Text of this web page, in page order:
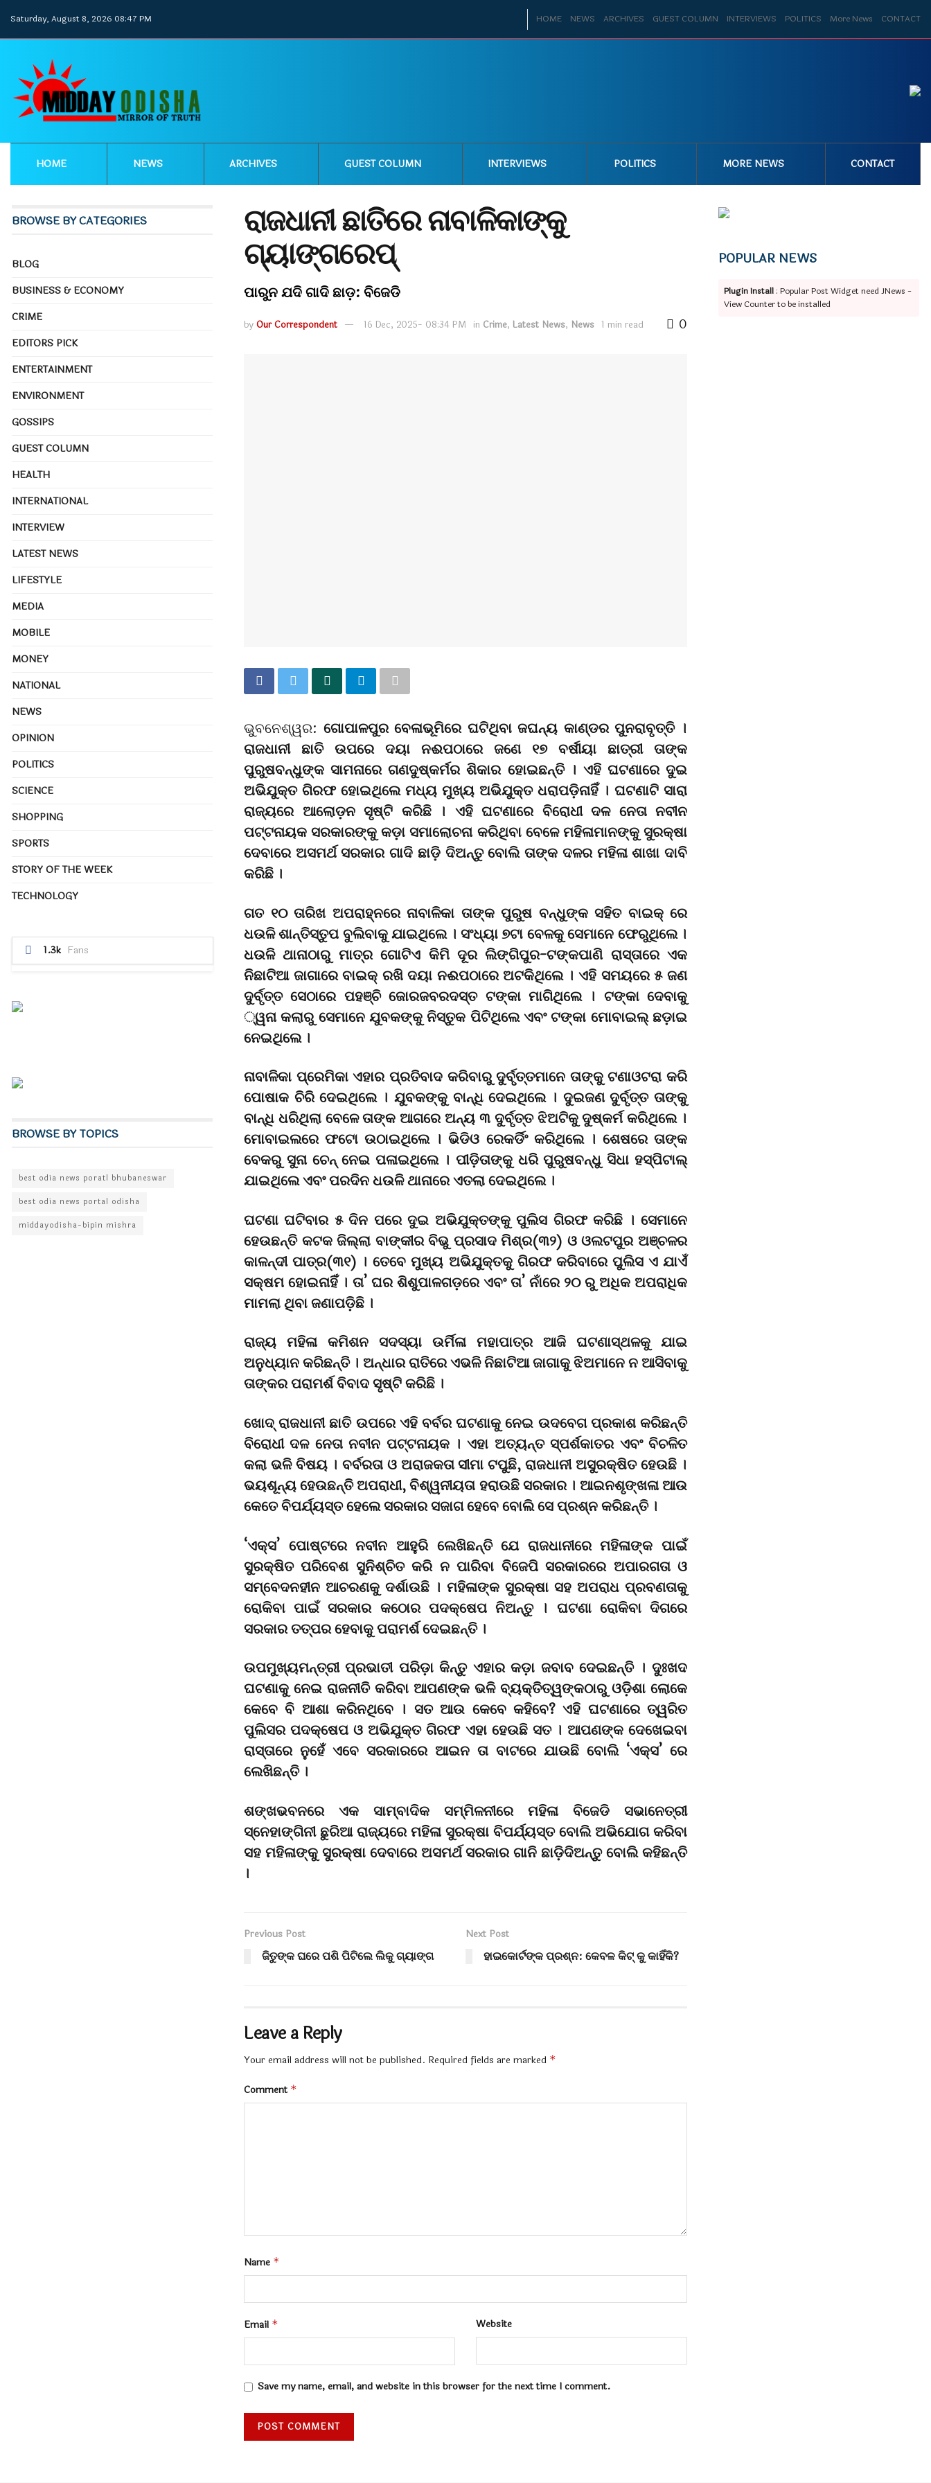
Saturday, August 8, 2026 08:47 PM HOME NEWS ARCHIVES GUEST COLUMN INTERVIEWS POLITICS More News CONTACT
HOME NEWS ARCHIVES GUEST COLUMN INTERVIEWS POLITICS MORE NEWS CONTACT
ରାଜଧାନୀ ଛାତିରେ ନାବାଳିକାଙ୍କୁ
ଗ୍ୟାଙ୍ଗରେପ୍
ପାରୁନ ଯଦି ଗାଦି ଛାଡ଼: ବିଜେଡି
by Our Correspondent 16 Dec, 2025- 08:34 PM in Crime, Latest News, News 1 min read 0
ଭୁୁବନେଶ୍ୱର: ଗୋପାଳପୁର ବେଳାଭୂମିରେ ଘଟିଥିବା ଜଘନ୍ୟ କାଣ୍ଡର ପୁନରାବୃତ୍ତି ।
ରାଜଧାନୀ ଛାତି ଉପରେ ଦୟା ନଈପଠାରେ ଜଣେ ୧୭ ବର୍ଷୀୟା ଛାତ୍ରୀ ତାଙ୍କ
ପୁରୁଷବନ୍ଧୁଙ୍କ ସାମନାରେ ଗଣଦୁଷ୍କର୍ମର ଶିକାର ହୋଇଛନ୍ତି । ଏହି ଘଟଣାରେ ଦୁଇ
ଅଭିଯୁକ୍ତ ଗିରଫ ହୋଇଥିଲେ ମଧ୍ୟ ମୁଖ୍ୟ ଅଭିଯୁକ୍ତ ଧରାପଡ଼ିନାହିଁ । ଘଟଣାଟି ସାରା
ରାଜ୍ୟରେ ଆଲୋଡ଼ନ ସୃଷ୍ଟି କରିଛି । ଏହି ଘଟଣାରେ ବିରୋଧୀ ଦଳ ନେତା ନବୀନ
ପଟ୍ଟନାୟକ ସରକାରଙ୍କୁ କଡ଼ା ସମାଲୋଚନା କରିଥିବା ବେଳେ ମହିଳାମାନଙ୍କୁ ସୁରକ୍ଷା
ଦେବାରେ ଅସମର୍ଥ ସରକାର ଗାଦି ଛାଡ଼ି ଦିଅନ୍ତୁ ବୋଲି ତାଙ୍କ ଦଳର ମହିଳା ଶାଖା ଦାବି
କରିଛି ।
ଗତ ୧୦ ତାରିଖ ଅପରାହ୍ନରେ ନାବାଳିକା ତାଙ୍କ ପୁରୁଷ ବନ୍ଧୁଙ୍କ ସହିତ ବାଇକ୍ ରେ
ଧଉଳି ଶାନ୍ତିସ୍ତୁପ ବୁଲିବାକୁ ଯାଇଥିଲେ । ସଂଧ୍ୟା ୭ଟା ବେଳକୁ ସେମାନେ ଫେରୁଥିଲେ ।
ଧଉଳି ଥାନାଠାରୁ ମାତ୍ର ଗୋଟିଏ କିମି ଦୂର ଲିଙ୍ଗିପୁର-ଟଙ୍କପାଣି ରାସ୍ତାରେ ଏକ
ନିଛାଟିଆ ଜାଗାରେ ବାଇକ୍ ରଖି ଦୟା ନଈପଠାରେ ଅଟକିଥିଲେ । ଏହି ସମୟରେ ୫ ଜଣ
ଦୁର୍ବୃତ୍ତ ସେଠାରେ ପହଞ୍ଚି ଜୋରଜବରଦସ୍ତ ଟଙ୍କା ମାଗିଥିଲେ । ଟଙ୍କା ଦେବାକୁ
୍ୱନା କଲାରୁ ସେମାନେ ଯୁବକଙ୍କୁ ନିସ୍ତୁକ ପିଟିଥିଲେ ଏବଂ ଟଙ୍କା ମୋବାଇଲ୍ ଛଡ଼ାଇ
ନେଇଥିଲେ ।
ନାବାଳିକା ପ୍ରେମିକା ଏହାର ପ୍ରତିବାଦ କରିବାରୁ ଦୁର୍ବୃତ୍ତମାନେ ତାଙ୍କୁ ଟଣାଓଟରା କରି
ପୋଷାକ ଚିରି ଦେଇଥିଲେ । ଯୁବକଙ୍କୁ ବାନ୍ଧି ଦେଇଥିଲେ । ଦୁଇଜଣ ଦୁର୍ବୃତ୍ତ ତାଙ୍କୁ
ବାନ୍ଧି ଧରିଥିଲା ବେଳେ ତାଙ୍କ ଆଗରେ ଅନ୍ୟ ୩ ଦୁର୍ବୃତ୍ତ ଝିଅଟିକୁ ଦୁଷ୍କର୍ମ କରିଥିଲେ ।
ମୋବାଇଲରେ ଫଟୋ ଉଠାଇଥିଲେ । ଭିଡିଓ ରେକର୍ଡିଂ କରିଥିଲେ । ଶେଷରେ ତାଙ୍କ
ବେକରୁ ସୁନା ଚେନ୍ ନେଇ ପଳାଇଥିଲେ । ପୀଡ଼ିତାଙ୍କୁ ଧରି ପୁରୁଷବନ୍ଧୁ ସିଧା ହସ୍ପିଟାଲ୍
ଯାଇଥିଲେ ଏବଂ ପରଦିନ ଧଉଳି ଥାନାରେ ଏତଲା ଦେଇଥିଲେ ।
ଘଟଣା ଘଟିବାର ୫ ଦିନ ପରେ ଦୁଇ ଅଭିଯୁକ୍ତଙ୍କୁ ପୁଲିସ ଗିରଫ କରିଛି । ସେମାନେ
ହେଉଛନ୍ତି କଟକ ଜିଲ୍ଲା ବାଙ୍କୀର ବିଭୁ ପ୍ରସାଦ ମିଶ୍ର(୩୨) ଓ ଓଲଟପୁର ଅଞ୍ଚଳର
କାଳନ୍ଦୀ ପାତ୍ର(୩୧) । ତେବେ ମୁଖ୍ୟ ଅଭିଯୁକ୍ତକୁ ଗିରଫ କରିବାରେ ପୁଲିସ ଏ ଯାଏଁ
ସକ୍ଷମ ହୋଇନାହିଁ । ତା’ ଘର ଶିଶୁପାଳଗଡ଼ରେ ଏବଂ ତା’ ନାଁରେ ୨୦ ରୁ ଅଧିକ ଅପରାଧିକ
ମାମଲା ଥିବା ଜଣାପଡ଼ିଛି ।
ରାଜ୍ୟ ମହିଳା କମିଶନ ସଦସ୍ୟା ଉର୍ମିଳା ମହାପାତ୍ର ଆଜି ଘଟଣାସ୍ଥଳକୁ ଯାଇ
ଅନୁଧ୍ୟାନ କରିଛନ୍ତି । ଅନ୍ଧାର ରାତିରେ ଏଭଳି ନିଛାଟିଆ ଜାଗାକୁ ଝିଅମାନେ ନ ଆସିବାକୁ
ତାଙ୍କର ପରାମର୍ଶ ବିବାଦ ସୃଷ୍ଟି କରିଛି ।
ଖୋଦ୍ ରାଜଧାନୀ ଛାତି ଉପରେ ଏହି ବର୍ବର ଘଟଣାକୁ ନେଇ ଉଦବେଗ ପ୍ରକାଶ କରିଛନ୍ତି
ବିରୋଧୀ ଦଳ ନେତା ନବୀନ ପଟ୍ଟନାୟକ । ଏହା ଅତ୍ୟନ୍ତ ସ୍ପର୍ଶକାତର ଏବଂ ବିଚଳିତ
କଲା ଭଳି ବିଷୟ । ବର୍ବରତା ଓ ଅରାଜକତା ସୀମା ଟପୁଛି, ରାଜଧାନୀ ଅସୁରକ୍ଷିତ ହେଉଛି ।
ଭୟଶୂନ୍ୟ ହେଉଛନ୍ତି ଅପରାଧୀ, ବିଶ୍ୱନୀୟତା ହରାଉଛି ସରକାର । ଆଇନଶୃଙ୍ଖଳା ଆଉ
କେତେ ବିପର୍ଯ୍ୟସ୍ତ ହେଲେ ସରକାର ସଜାଗ ହେବେ ବୋଲି ସେ ପ୍ରଶ୍ନ କରିଛନ୍ତି ।
‘ଏକ୍ସ’ ପୋଷ୍ଟରେ ନବୀନ ଆହୁରି ଲେଖିଛନ୍ତି ଯେ ରାଜଧାନୀରେ ମହିଳାଙ୍କ ପାଇଁ
ସୁରକ୍ଷିତ ପରିବେଶ ସୁନିଶ୍ଚିତ କରି ନ ପାରିବା ବିଜେପି ସରକାରରେ ଅପାରଗତା ଓ
ସମ୍ବେଦନହୀନ ଆଚରଣକୁ ଦର୍ଶାଉଛି । ମହିଳାଙ୍କ ସୁରକ୍ଷା ସହ ଅପରାଧ ପ୍ରବଣତାକୁ
ରୋକିବା ପାଇଁ ସରକାର କଠୋର ପଦକ୍ଷେପ ନିଅନ୍ତୁ । ଘଟଣା ରୋକିବା ଦିଗରେ
ସରକାର ତତ୍ପର ହେବାକୁ ପରାମର୍ଶ ଦେଇଛନ୍ତି ।
ଉପମୁଖ୍ୟମନ୍ତ୍ରୀ ପ୍ରଭାତୀ ପରିଡ଼ା କିନ୍ତୁ ଏହାର କଡ଼ା ଜବାବ ଦେଇଛନ୍ତି । ଦୁଃଖଦ
ଘଟଣାକୁ ନେଇ ରାଜନୀତି କରିବା ଆପଣଙ୍କ ଭଳି ବ୍ୟକ୍ତିତ୍ୱଙ୍କଠାରୁ ଓଡ଼ିଶା ଲୋକେ
କେବେ ବି ଆଶା କରିନଥିବେ । ସତ ଆଉ କେବେ କହିବେ? ଏହି ଘଟଣାରେ ତ୍ୱରିତ
ପୁଲିସର ପଦକ୍ଷେପ ଓ ଅଭିଯୁକ୍ତ ଗିରଫ ଏହା ହେଉଛି ସତ । ଆପଣଙ୍କ ଦେଖେଇବା
ରାସ୍ତାରେ ନୁହେଁ ଏବେ ସରକାରରେ ଆଇନ ତା ବାଟରେ ଯାଉଛି ବୋଲି ‘ଏକ୍ସ’ ରେ
ଲେଖିଛନ୍ତି ।
ଶଙ୍ଖଭବନରେ ଏକ ସାମ୍ବାଦିକ ସମ୍ମିଳନୀରେ ମହିଳା ବିଜେଡି ସଭାନେତ୍ରୀ
ସ୍ନେହାଙ୍ଗିନୀ ଛୁରିଆ ରାଜ୍ୟରେ ମହିଳା ସୁରକ୍ଷା ବିପର୍ଯ୍ୟସ୍ତ ବୋଲି ଅଭିଯୋଗ କରିବା
ସହ ମହିଳାଙ୍କୁ ସୁରକ୍ଷା ଦେବାରେ ଅସମର୍ଥ ସରକାର ଗାନି ଛାଡ଼ିଦିଅନ୍ତୁ ବୋଲି କହିଛନ୍ତି
।
Previous Post
ଜିତୁଙ୍କ ଘରେ ପଶି ପିଟିଲେ ଲିକୁ ଗ୍ୟାଙ୍ଗ
Next Post
ହାଇକୋର୍ଟଙ୍କ ପ୍ରଶ୍ନ: କେବଳ କିଟ୍ କୁ କାହିଁକି?
Leave a Reply
Your email address will not be published. Required fields are marked *
Comment *
Name *
Email * Website
Save my name, email, and website in this browser for the next time I comment.
BROWSE BY CATEGORIES
BLOG
BUSINESS & ECONOMY
CRIME
EDITORS PICK
ENTERTAINMENT
ENVIRONMENT
GOSSIPS
GUEST COLUMN
HEALTH
INTERNATIONAL
INTERVIEW
LATEST NEWS
LIFESTYLE
MEDIA
MOBILE
MONEY
NATIONAL
NEWS
OPINION
POLITICS
SCIENCE
SHOPPING
SPORTS
STORY OF THE WEEK
TECHNOLOGY
1.3k Fans
BROWSE BY TOPICS
best odia news poratl bhubaneswar
best odia news portal odisha
middayodisha-bipin mishra
POPULAR NEWS
Plugin Install : Popular Post Widget need JNews -
View Counter to be installed